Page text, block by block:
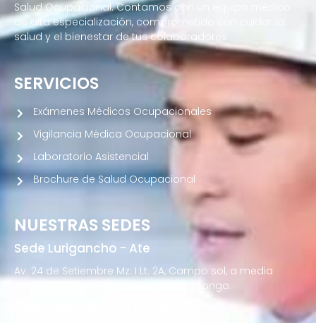
Salud Ocupacional. Contamos con un equipo médico
de alta especialización, comprometido con cuidar la
salud y el bienestar de tus colaboradores.
NUESTRAS SEDES
Sede Lurigancho - Ate
Av. 24 de Setiembre Mz. I Lt. 2A, Campo sol, a media
cuadra del Paradero Cabana, Carapongo.
SERVICIOS
Exámenes Médicos Ocupacionales
Vigilancia Médica Ocupacional
Laboratorio Asistencial
Brochure de Salud Ocupacional